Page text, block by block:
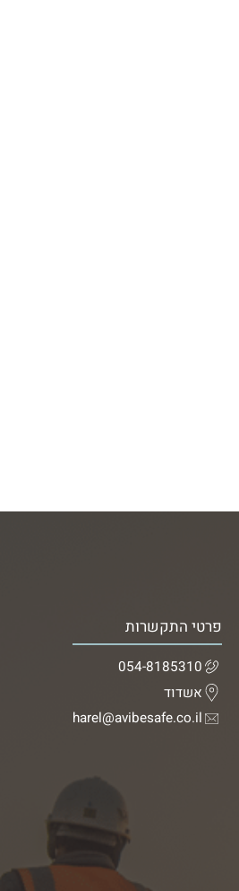
פרטי התקשרות
054-8185310
אשדוד
harel@avibesafe.co.il